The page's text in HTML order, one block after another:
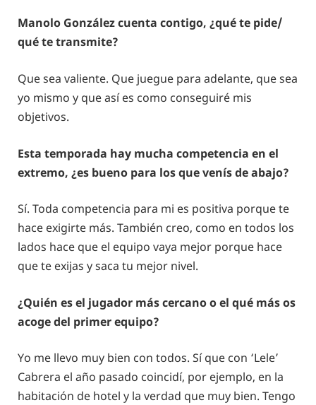
Manolo González cuenta contigo, ¿qué te pide/
qué te transmite?
Que sea valiente. Que juegue para adelante, que sea
yo mismo y que así es como conseguiré mis
objetivos.
Esta temporada hay mucha competencia en el
extremo, ¿es bueno para los que venís de abajo?
Sí. Toda competencia para mi es positiva porque te
hace exigirte más. También creo, como en todos los
lados hace que el equipo vaya mejor porque hace
que te exijas y saca tu mejor nivel.
¿Quién es el jugador más cercano o el qué más os
acoge del primer equipo?
Yo me llevo muy bien con todos. Sí que con ‘Lele’
Cabrera el año pasado coincidí, por ejemplo, en la
habitación de hotel y la verdad que muy bien. Tengo